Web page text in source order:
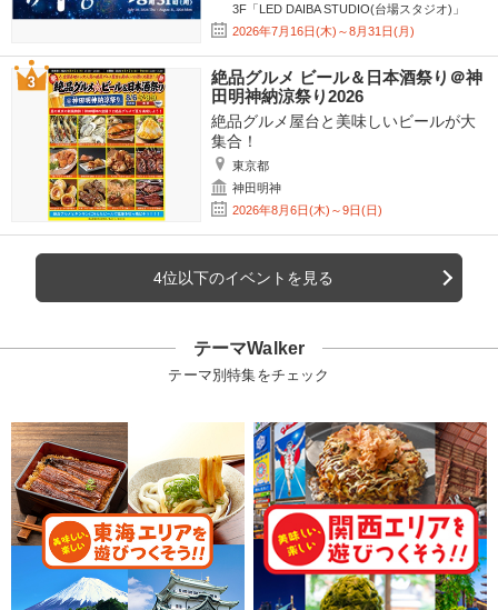
3F「LED DAIBA STUDIO(台場スタジオ)」
2026年7月16日(木)～8月31日(月)
絶品グルメ ビール＆日本酒祭り＠神
田明神納涼祭り2026
絶品グルメ屋台と美味しいビールが大
集合！
東京都
神田明神
2026年8月6日(木)～9日(日)
4位以下のイベントを見る
テーマWalker
テーマ別特集をチェック